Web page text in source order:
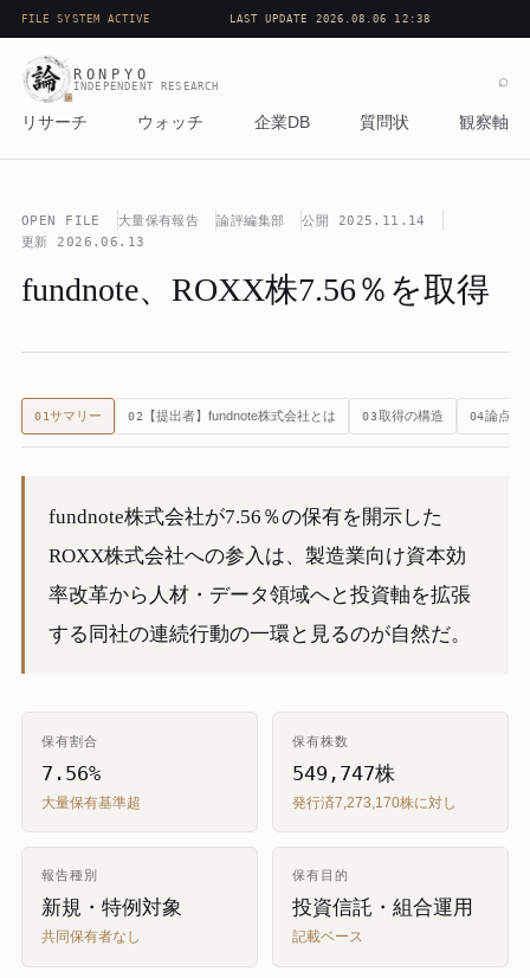
FILE SYSTEM ACTIVE LAST UPDATE 2026.08.06 12:38
RONPYO
INDEPENDENT RESEARCH
リサーチ ウォッチ 企業DB 質問状 観察軸
⌕
OPEN FILE 大量保有報告 論評編集部 公開
2025.11.14
更新 2026.06.13
fundnote、ROXX株7.56％を取得
01サマリー 02 【提出者】fundnote株式会社とは 03取得の構造 04論点の
fundnote株式会社が7.56％の保有を開示した
ROXX株式会社への参入は、製造業向け資本効
率改革から人材・データ領域へと投資軸を拡張
する同社の連続行動の一環と見るのが自然だ。
保有割合
7.56%
大量保有基準超
保有株数
549,747株
発行済7,273,170株に対し
報告種別
新規・特例対象
共同保有者なし
保有目的
投資信託・組合運用
記載ベース